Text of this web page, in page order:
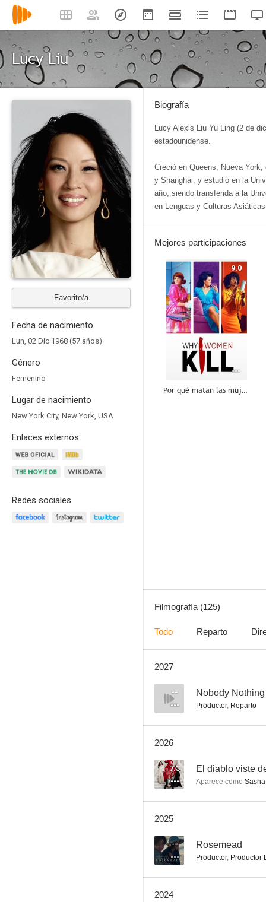
Lucy Liu
Favorito/a
Fecha de nacimiento
Lun, 02 Dic 1968 (57 años)
Género
Femenino
Lugar de nacimiento
New York City, New York, USA
Enlaces externos
Redes sociales
Biografía
Lucy Alexis Liu Yu Ling (2 de
estadounidense.
Creció en Queens, Nueva
y Shanghái, y estudió en la
año, siendo transferida a la
en Lenguas y Culturas
Mejores participaciones
9.0
Por qué matan las mujeres
8.3
Filmografía (125)
Todo Reparto
2027
-- Nobody
Productor, Reparto
2026
7.3 El diablo viste
Aparece como Sasha
2025
-- Rosemead
Productor, Productor
2024